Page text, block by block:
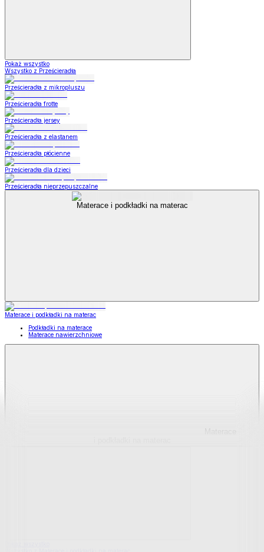
Pokaż wszystko
Wszystko z Prześcieradła
Prześcieradła z mikropluszu
Prześcieradła frotte
Prześcieradła jersey
Prześcieradła z elastanem
Prześcieradła płócienne
Prześcieradła dla dzieci
Prześcieradła nieprzepuszczalne
Materace i podkładki na materac
Materace i podkładki na materac
Podkładki na materace
Materace nawierzchniowe